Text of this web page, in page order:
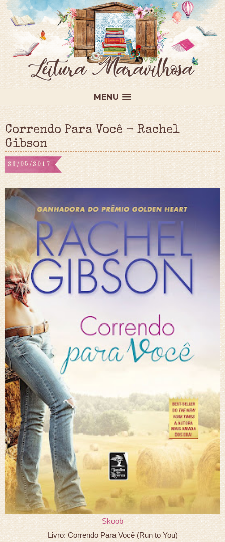
MENU
Correndo Para Você - Rachel
Gibson
23/05/2017
Skoob
Livro: Correndo Para Você (Run to You)